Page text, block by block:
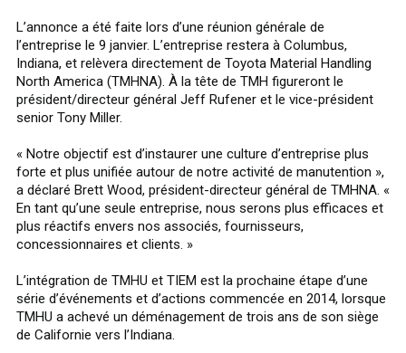
L’annonce a été faite lors d’une réunion générale de
l’entreprise le 9 janvier. L’entreprise restera à Columbus,
Indiana, et relèvera directement de Toyota Material Handling
North America (TMHNA). À la tête de TMH figureront le
président/directeur général Jeff Rufener et le vice-président
senior Tony Miller.
« Notre objectif est d’instaurer une culture d’entreprise plus
forte et plus unifiée autour de notre activité de manutention »,
a déclaré Brett Wood, président-directeur général de TMHNA. «
En tant qu’une seule entreprise, nous serons plus efficaces et
plus réactifs envers nos associés, fournisseurs,
concessionnaires et clients. »
L’intégration de TMHU et TIEM est la prochaine étape d’une
série d’événements et d’actions commencée en 2014, lorsque
TMHU a achevé un déménagement de trois ans de son siège
de Californie vers l’Indiana.